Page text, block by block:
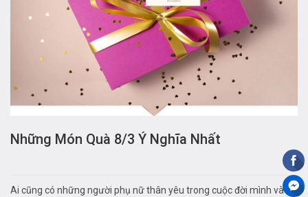
Những Món Quà 8/3 Ý Nghĩa Nhất
Ai cũng có những người phụ nữ thân yêu trong cuộc đời mình và